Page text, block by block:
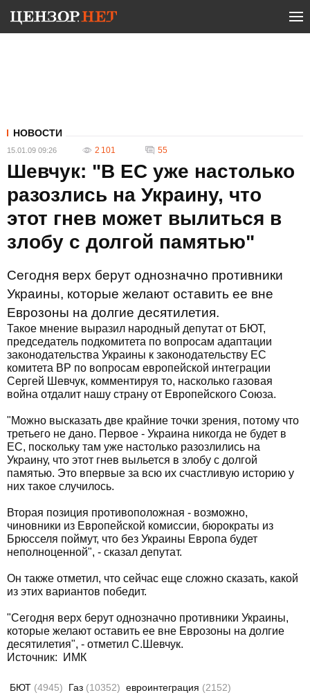
НОВОСТИ
15.01.09 09:26 2 101 55
Шевчук: "В ЕС уже настолько
разозлись на Украину, что
этот гнев может вылиться в
злобу с долгой памятью"
Сегодня верх берут однозначно противники
Украины, которые желают оставить ее вне
Еврозоны на долгие десятилетия.
Такое мнение выразил народный депутат от БЮТ,
председатель подкомитета по вопросам адаптации
законодательства Украины к законодательству ЕС
комитета ВР по вопросам европейской интеграции
Сергей Шевчук, комментируя то, насколько газовая
война отдалит нашу страну от Европейского Союза.
"Можно высказать две крайние точки зрения, потому что
третьего не дано. Первое - Украина никогда не будет в
ЕС, поскольку там уже настолько разозлились на
Украину, что этот гнев выльется в злобу с долгой
памятью. Это впервые за всю их счастливую историю у
них такое случилось.
Вторая позиция противоположная - возможно,
чиновники из Европейской комиссии, бюрократы из
Брюсселя поймут, что без Украины Европа будет
неполноценной", - сказал депутат.
Он также отметил, что сейчас еще сложно сказать, какой
из этих вариантов победит.
"Сегодня верх берут однозначно противники Украины,
которые желают оставить ее вне Еврозоны на долгие
десятилетия", - отметил С.Шевчук.
Источник: ИМК
БЮТ (4945) Газ (10352) евроинтеграция (2152)